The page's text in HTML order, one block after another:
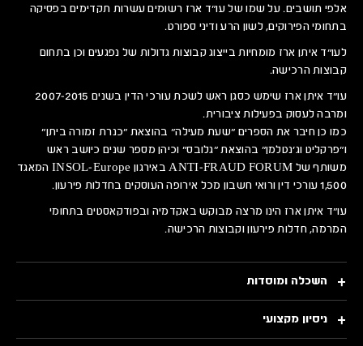
אלפי תושבים. על שמו של עו״ד ארז רשומים עשרות תקדימים בפסיקה
בתחומי הפירוקים, לשון הרע ודיני ספורט.
לעו״ד איתן ארז מומחיות בייצוג קבוצות גדולות של נפגעים וכן בתחום
קבוצות הרכישה.
עו״ד איתן ארז שימש כסגן ראש לשכת עורכי הדין בשנים 2007-2015
ומרבה לעסוק בפעילות ציבורית.
כמו כן חיבר את הספרים ״שעת מעילה״ בהוצאת ״כנרת זמורה ביתן״
ו״פרקליט וג׳נטלמן״ בהוצאת ״גלובס״ וכיהן מספר שנים כיושב ראש
משותף של ANTI-FRAUD FORUM באירגון INSOL-Europe המאגד
1,500 עורכי דין ורואי חשבון מכל אירופה העוסקים בחדלות פירעון.
עו״ד איתן ארז הינו מרצה מבוקש באקדמיה ובפודקאסטים בתחומי
המרמה, חדלות פירעון וקבוצות הרכישה.
השכלה ומוסדות
ניסיון מקצועי